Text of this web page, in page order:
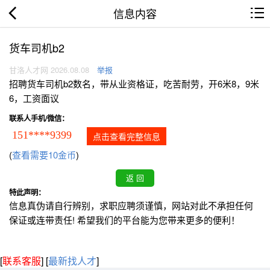
信息内容
货车司机b2
甘洛人才网 2026.08.08 举报
招聘货车司机b2数名，带从业资格证，吃苦耐劳，开6米8，9米
6，工资面议
联系人手机/微信：
151****9399 点击查看完整信息
(查看需要10金币)
特此声明：
信息真伪请自行辨别，求职应聘须谨慎，网站对此不承担任何
保证或连带责任! 希望我们的平台能为您带来更多的便利！
[联系客服] [最新找人才]